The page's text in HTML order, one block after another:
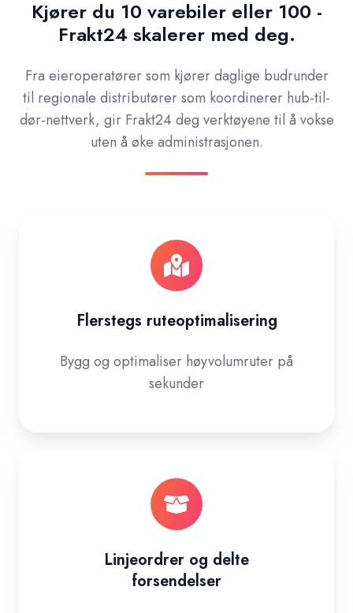
Kjører du 10 varebiler eller 100 -
Frakt24 skalerer med deg.
Fra eieroperatører som kjører daglige budrunder
til regionale distributører som koordinerer hub-til-
dør-nettverk, gir Frakt24 deg verktøyene til å vokse
uten å øke administrasjonen.
Flerstegs ruteoptimalisering
Bygg og optimaliser høyvolumruter på
sekunder
Linjeordrer og delte
forsendelser